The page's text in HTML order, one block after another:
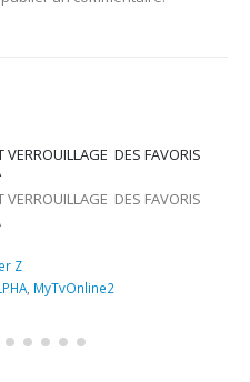
DES FAVORIS
DES FAVORIS
Z
, MyTvOnline2